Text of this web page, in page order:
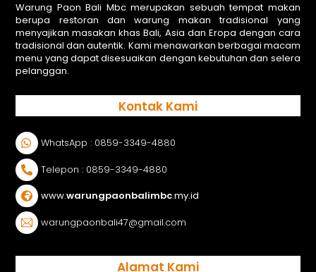
Warung Paon Bali Mbc merupakan sebuah tempat makan
berupa restoran dan warung makan tradisional yang
menyajikan masakan khas Bali, Asia dan Eropa dengan cara
tradisional dan autentik. Kami menawarkan berbagai macam
menu yang dapat disesuaikan dengan kebutuhan dan selera
pelanggan.
Kontak Kami
WhatsApp : 0859-3349-4880
Telepon : 0859-3349-4880
www.warungpaonbalimbc.my.id
warungpaonbali47@gmail.com
Alamat Kami